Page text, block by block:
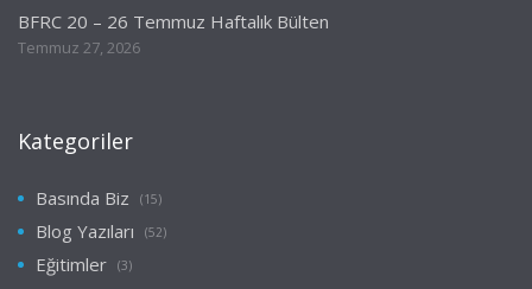
BFRC 20 – 26 Temmuz Haftalık Bülten
Temmuz 27, 2026
Kategoriler
Basında Biz (15)
Blog Yazıları (52)
Eğitimler (3)